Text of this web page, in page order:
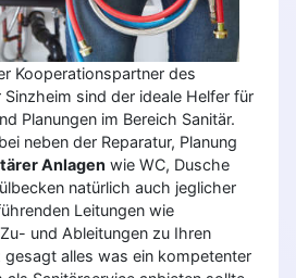
Kooperationspartner des
sind der ideale Helfer für
Planungen im Bereich Sanitär.
neben der Reparatur, Planung
Anlagen wie WC, Dusche
natürlich auch jeglicher
Leitungen wie
und Ableitungen zu Ihren
gesagt alles was ein kompetenter